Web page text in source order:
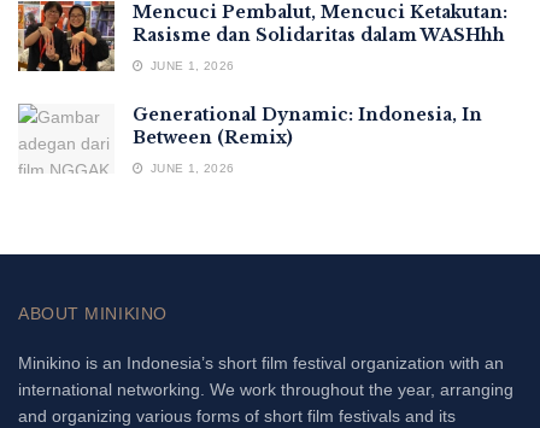
Mencuci Pembalut, Mencuci Ketakutan:
Rasisme dan Solidaritas dalam WASHhh
JUNE 1, 2026
Generational Dynamic: Indonesia, In
Between (Remix)
JUNE 1, 2026
ABOUT MINIKINO
Minikino is an Indonesia’s short film festival organization with an
international networking. We work throughout the year, arranging
and organizing various forms of short film festivals and its